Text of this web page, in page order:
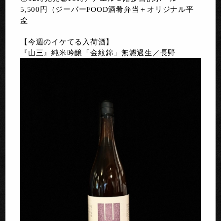
5,500円（ジーバーFOOD酒肴弁当＋オリジナル平
盃
【今週のイケてる入荷酒】
『山三』純米吟醸「金紋錦」無濾過生／長野